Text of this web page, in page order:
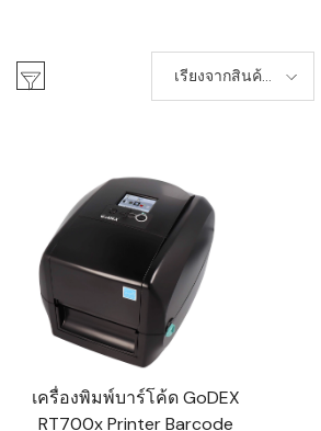
เรียงจากสินค้า
ใหม่-เก่า
เครื่องพิมพ์บาร์โค้ด GoDEX
RT700x Printer Barcode